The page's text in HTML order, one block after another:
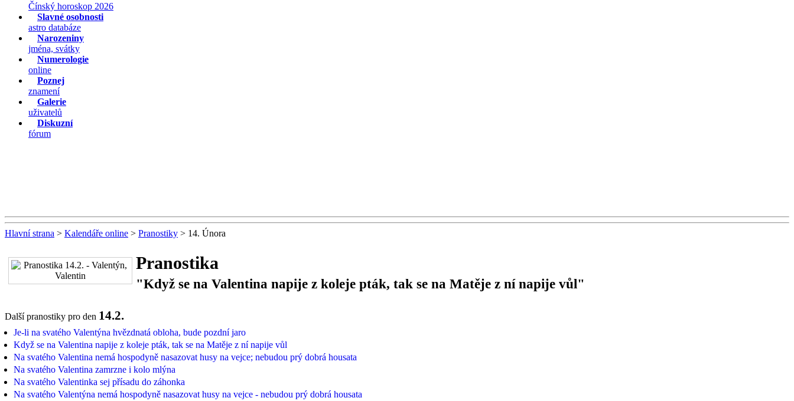
Čínský horoskop 2026
Slavné osobnosti
astro databáze
Narozeniny
jména, svátky
Numerologie
online
Poznej
znamení
Galerie
uživatelů
Diskuzní
fórum
Hlavní strana > Kalendáře online > Pranostiky > 14. Února
Pranostika
"Když se na Valentina napije z koleje pták, tak se na Matěje z ní napije vůl"
Další pranostiky pro den 14.2.
Je-li na svatého Valentýna hvězdnatá obloha, bude pozdní jaro
Když se na Valentina napije z koleje pták, tak se na Matěje z ní napije vůl
Na svatého Valentina nemá hospodyně nasazovat husy na vejce; nebudou prý dobrá housata
Na svatého Valentina zamrzne i kolo mlýna
Na svatého Valentinka sej přísadu do záhonka
Na svatého Valentýna nemá hospodyně nasazovat husy na vejce - nebudou prý dobrá housata